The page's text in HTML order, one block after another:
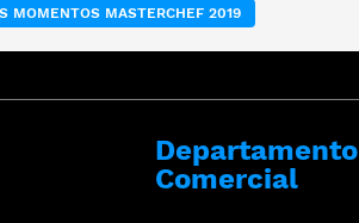
MOMENTOS MASTERCHEF 2019
Departamento
Comercial